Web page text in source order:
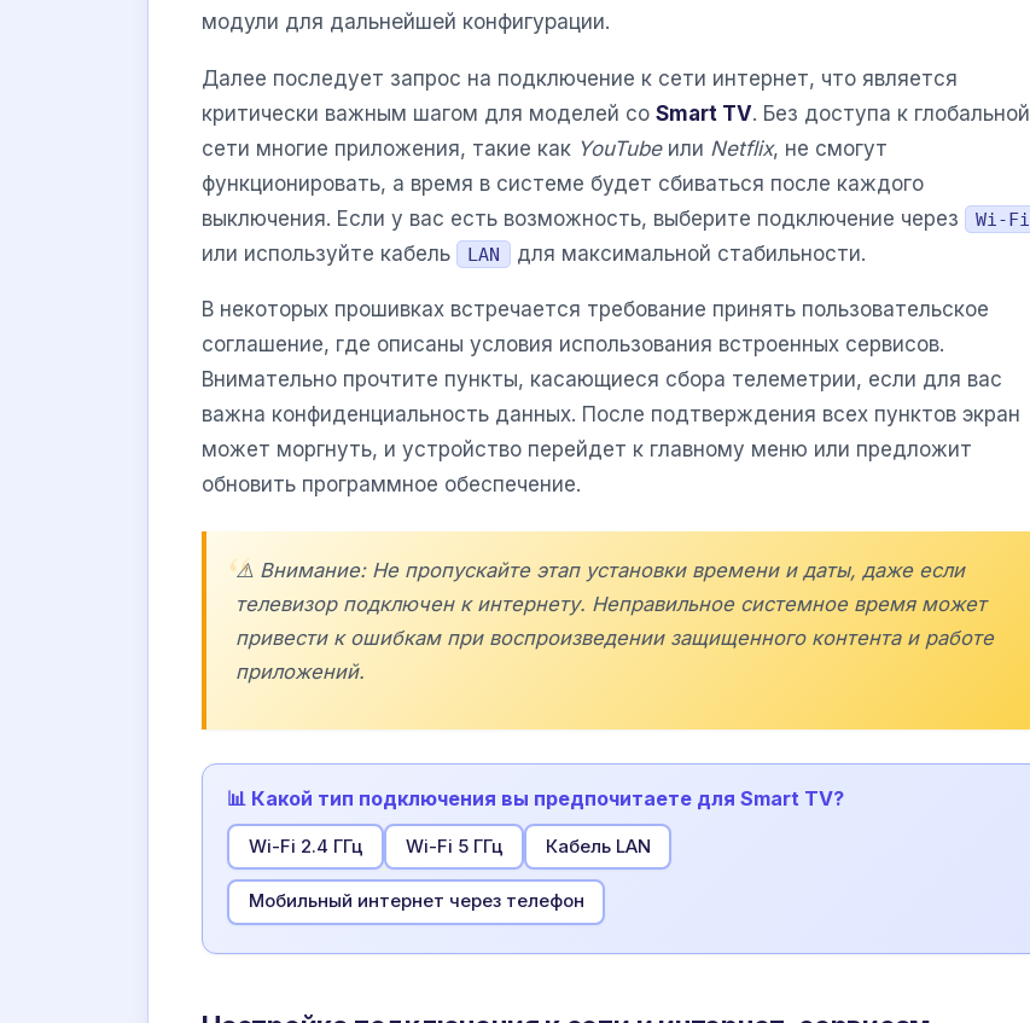
модули для дальнейшей конфигурации.
Далее последует запрос на подключение к сети интернет, что является
критически важным шагом для моделей со Smart TV. Без доступа к глобальной
сети многие приложения, такие как YouTubeили Netflix, не смогут
функционировать, а время в системе будет сбиваться после каждого
выключения. Если у вас есть возможность, выберите подключение через
Wi-Fi
или используйте кабель LAN для максимальной стабильности.
В некоторых прошивках встречается требование принять пользовательское
соглашение, где описаны условия использования встроенных сервисов.
Внимательно прочтите пункты, касающиеся сбора телеметрии, если для вас
важна конфиденциальность данных. После подтверждения всех пунктов экран
может моргнуть, и устройство перейдет к главному меню или предложит
обновить программное обеспечение.
⚠️ Внимание: Не пропускайте этап установки времени и даты, даже если
телевизор подключен к интернету. Неправильное системное время может
привести к ошибкам при воспроизведении защищенного контента и работе
приложений.
📊 Какой тип подключения вы предпочитаете для Smart TV?
Wi-Fi 2.4 ГГц Wi-Fi 5 ГГц Кабель LAN
Мобильный интернет через телефон